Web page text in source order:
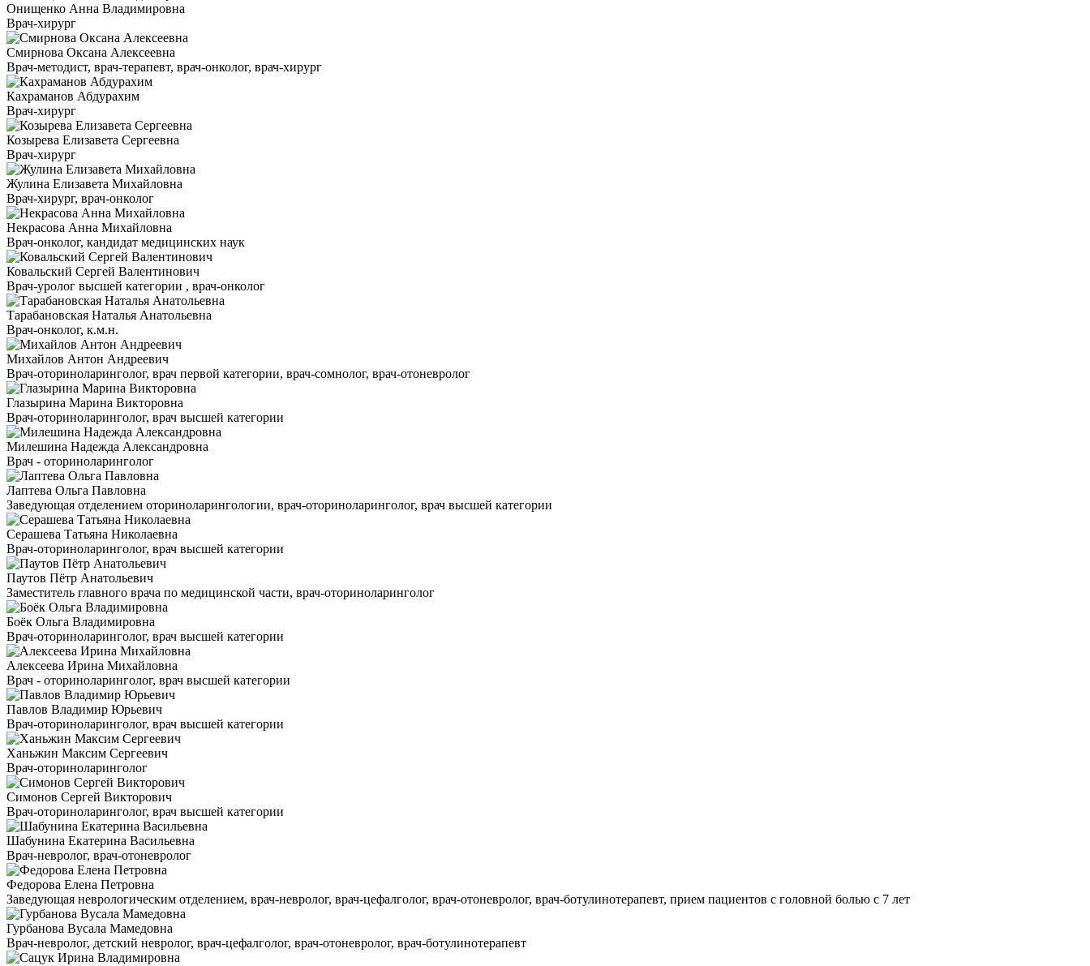
Онищенко Анна Владимировна
Врач-хирург
Смирнова Оксана Алексеевна
Врач-методист, врач-терапевт, врач-онколог, врач-хирург
Кахраманов Абдурахим
Врач-хирург
Козырева Елизавета Сергеевна
Врач-хирург
Жулина Елизавета Михайловна
Врач-хирург, врач-онколог
Некрасова Анна Михайловна
Врач-онколог, кандидат медицинских наук
Ковальский Сергей Валентинович
Врач-уролог высшей категории , врач-онколог
Тарабановская Наталья Анатольевна
Врач-онколог, к.м.н.
Михайлов Антон Андреевич
Врач-оториноларинголог, врач первой категории, врач-сомнолог, врач-отоневролог
Глазырина Марина Викторовна
Врач-оториноларинголог, врач высшей категории
Милешина Надежда Александровна
Врач - оториноларинголог
Лаптева Ольга Павловна
Заведующая отделением оториноларингологии, врач-оториноларинголог, врач высшей категории
Серашева Татьяна Николаевна
Врач-оториноларинголог, врач высшей категории
Паутов Пётр Анатольевич
Заместитель главного врача по медицинской части, врач-оториноларинголог
Боёк Ольга Владимировна
Врач-оториноларинголог, врач высшей категории
Алексеева Ирина Михайловна
Врач - оториноларинголог, врач высшей категории
Павлов Владимир Юрьевич
Врач-оториноларинголог, врач высшей категории
Ханьжин Максим Сергеевич
Врач-оториноларинголог
Симонов Сергей Викторович
Врач-оториноларинголог, врач высшей категории
Шабунина Екатерина Васильевна
Врач-невролог, врач-отоневролог
Федорова Елена Петровна
Заведующая неврологическим отделением, врач-невролог, врач-цефалголог, врач-отоневролог, врач-ботулинотерапевт, прием пациентов с головной болью с 7 лет
Гурбанова Вусала Мамедовна
Врач-невролог, детский невролог, врач-цефалголог, врач-отоневролог, врач-ботулинотерапевт